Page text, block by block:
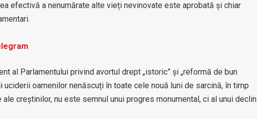
efectivă a nenumărate alte vieți nevinovate este aprobată și chiar
al Parlamentului privind avortul drept „istoric” și „reformă de bun
oamenilor nenăscuți în toate cele nouă luni de sarcină, în timp
creștinilor, nu este semnul unui progres monumental, ci al unui declin